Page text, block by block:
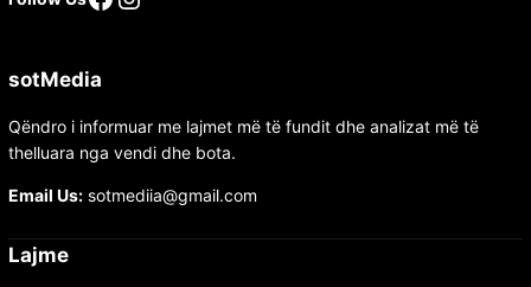
sotMedia
Qëndro i informuar me lajmet më të fundit dhe analizat më të
thelluara nga vendi dhe bota.
Email Us:sotmediia@gmail.com
Lajme